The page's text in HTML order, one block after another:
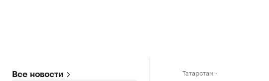
Все новости Татарстан